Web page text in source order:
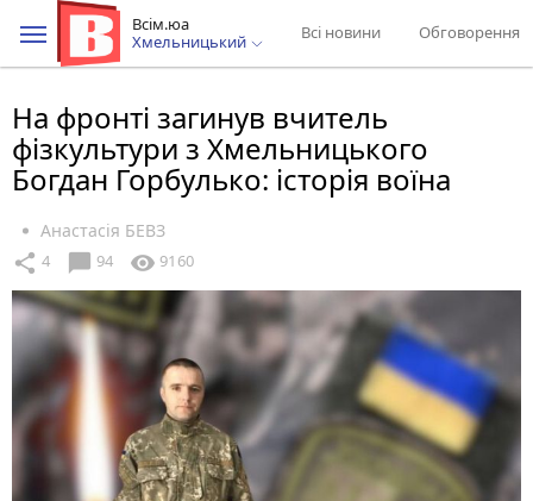
Всім.юа
Хмельницький
Всі новини Обговорення
На фронті загинув вчитель
фізкультури з Хмельницького
Богдан Горбулько: історія воїна
Анастасія БЕВЗ
share 4 chat_bubble 94 visibility 9160